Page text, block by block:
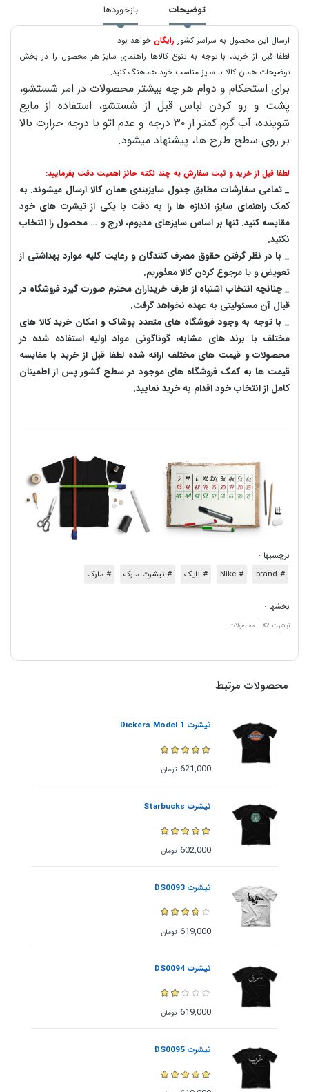
توضیحات بازخوردها
ارسال این محصول به سراسر کشور رایگانخواهد بود.
لطفا قبل از خرید، با توجه به تنوع کالاها راهنمای سایز هر محصول را در بخش
توضیحات همان کالا با سایز مناسب خود هماهنگ کنید.
برای استحکام و دوام هر چه بیشتر محصولات در امر شستشو،
پشت و رو کردن لباس قبل از شستشو، استفاده از مایع
شوینده، آب گرم کمتر از ۳۰ درجه و عدم اتو با درجه حرارت بالا
بر روی سطح طرح ها، پیشنهاد میشود.
لطفا قبل از خرید و ثبت سفارش به چند نکته حائز اهمیت دقت بفرمایید:
_ تمامی سفارشات مطابق جدول سایزبندی همان کالا ارسال میشوند. به
کمک راهنمای سایز، اندازه ها را به دقت با یکی از تیشرت های خود
مقایسه کنید. تنها بر اساس سایزهای مدیوم، لارج و … محصول را انتخاب
نکنید.
_ با در نظر گرفتن حقوق مصرف کنندگان و رعایت کلیه موارد بهداشتی از
تعویض و یا مرجوع کردن کالا معذوریم.
_ چنانچه انتخاب اشتباه از طرف خریداران محترم صورت گیرد فروشگاه در
قبال آن مسئولیتی به عهده نخواهد گرفت.
_ با توجه به‌ وجود فروشگاه های متعدد‌ پوشاک و امکان خرید کالا های
مختلف با برند های مشابه، گوناگونی مواد اولیه استفاده شده در
محصولات و قیمت های مختلف ارائه شده لطفا قبل از خرید با مقایسه
قیمت ها به کمک فروشگاه های موجود در سطح کشور پس از اطمینان
کامل از انتخاب خود اقدام به خرید نمایید.
برچسبها :
# brand
# Nike # نایک # تیشرت مارک # مارک
بخشها :
تیشرت EX2 محصولات
محصولات مرتبط
تیشرت Dickers Model 1
621,000 تومان
تیشرت Starbucks
602,000 تومان
تیشرت DS0093
619,000 تومان
تیشرت DS0094
619,000 تومان
تیشرت DS0095